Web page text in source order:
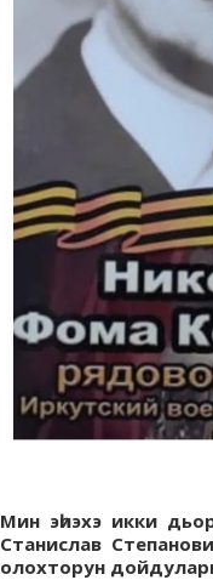
Мин эһиэхэ икки
Станислав
олохторун